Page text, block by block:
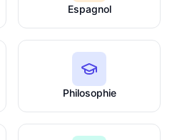
Espagnol
Philosophie